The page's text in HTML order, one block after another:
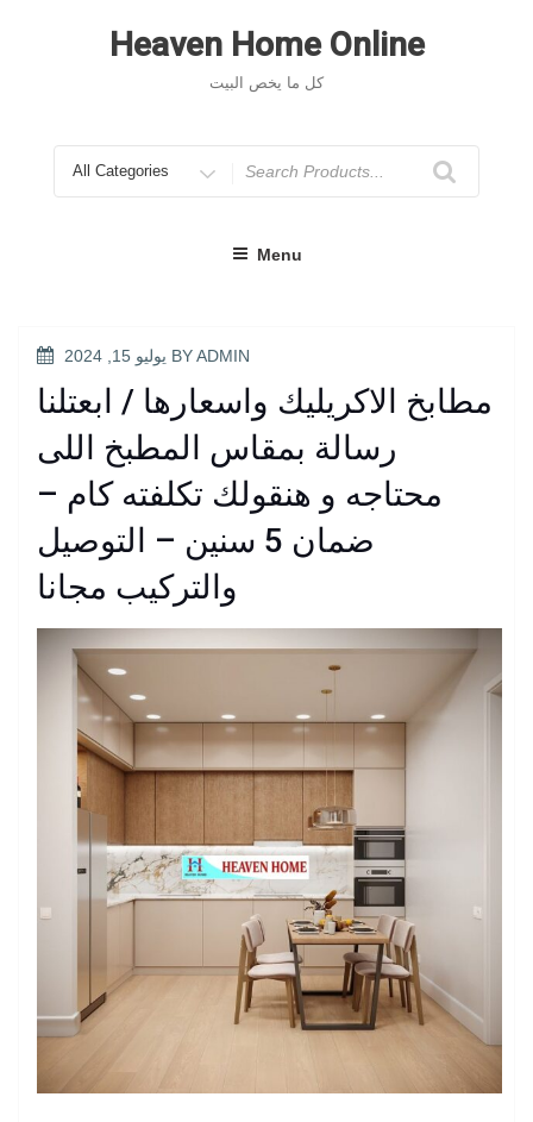
Heaven Home Online
كل ما يخص البيت
for
Menu
POSTED يوليو 15, 2024 BYADMIN
مطابخ الاكريليك واسعارها / ابعتلنا
رسالة بمقاس المطبخ اللى
محتاجه و هنقولك تكلفته كام –
ضمان 5 سنين – التوصيل
والتركيب مجانا